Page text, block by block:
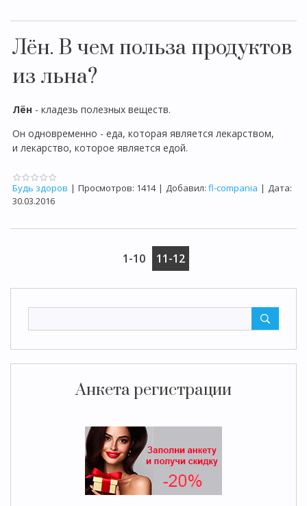
Анкета регистрации
Лён. В чем польза продуктов
из льна?
Лён - кладезь полезных веществ.
Он одновременно - еда, которая является лекарством,
и лекарство, которое является едой.
Будь здоров | Просмотров: 1414 | Добавил: fl-compania | Дата:
30.03.2016
1-10 11-12